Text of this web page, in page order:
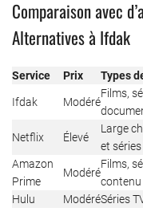
Comparaison avec
Alternatives à Ifdak
Service Prix Types
Ifdak Modéré
Films,
Netflix Élevé
Large
et séries
Amazon
Prime
Modéré
Films,
contenu
Hulu ModéréSéries